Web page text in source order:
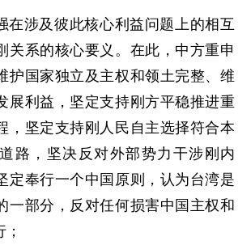
在涉及彼此核心利益问题上的相互
关系的核心要义。在此，中方重申
护国家独立及主权和领土完整、维
展利益，坚定支持刚方平稳推进重
，坚定支持刚人民自主选择符合本
路，坚决反对外部势力干涉刚内
定奉行一个中国原则，认为台湾是
一部分，反对任何损害中国主权和